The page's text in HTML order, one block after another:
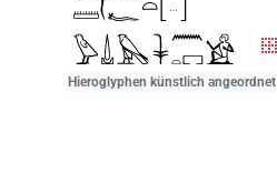
Hieroglyphen künstlich angeordnet